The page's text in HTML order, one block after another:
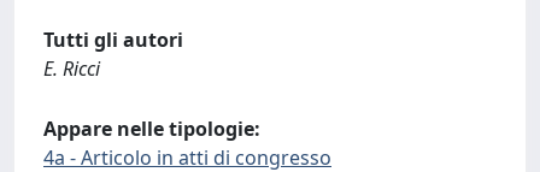
Tutti gli autori
E. Ricci
Appare nelle tipologie:
4a - Articolo in atti di congresso